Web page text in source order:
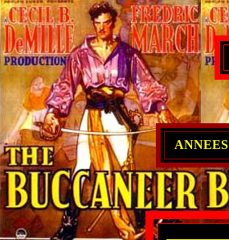
ANNEES